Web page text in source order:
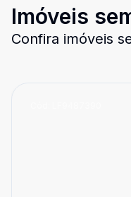
Imóveis
Confira imóveis